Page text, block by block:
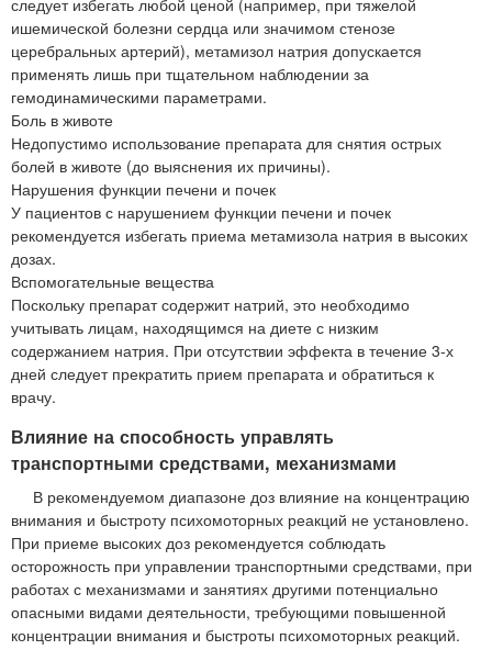
следует избегать любой ценой (например, при тяжелой
ишемической болезни сердца или значимом стенозе
церебральных артерий), метамизол натрия допускается
применять лишь при тщательном наблюдении за
гемодинамическими параметрами.
Боль в животе
Недопустимо использование препарата для снятия острых
болей в животе (до выяснения их причины).
Нарушения функции печени и почек
У пациентов с нарушением функции печени и почек
рекомендуется избегать приема метамизола натрия в высоких
дозах.
Вспомогательные вещества
Поскольку препарат содержит натрий, это необходимо
учитывать лицам, находящимся на диете с низким
содержанием натрия. При отсутствии эффекта в течение 3-х
дней следует прекратить прием препарата и обратиться к
врачу.
Влияние на способность управлять
транспортными средствами, механизмами
В рекомендуемом диапазоне доз влияние на концентрацию
внимания и быстроту психомоторных реакций не установлено.
При приеме высоких доз рекомендуется соблюдать
осторожность при управлении транспортными средствами, при
работах с механизмами и занятиях другими потенциально
опасными видами деятельности, требующими повышенной
концентрации внимания и быстроты психомоторных реакций.